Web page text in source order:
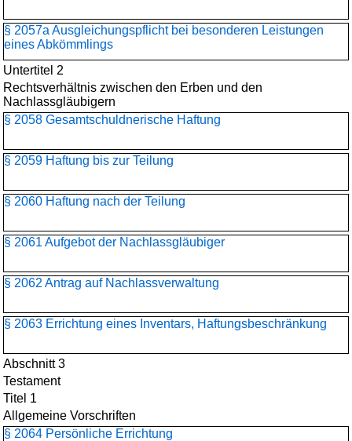
§ 2057a Ausgleichungspflicht bei besonderen Leistungen
eines Abkömmlings
Untertitel 2
Rechtsverhältnis zwischen den Erben und den
Nachlassgläubigern
§ 2058 Gesamtschuldnerische Haftung
§ 2059 Haftung bis zur Teilung
§ 2060 Haftung nach der Teilung
§ 2061 Aufgebot der Nachlassgläubiger
§ 2062 Antrag auf Nachlassverwaltung
§ 2063 Errichtung eines Inventars, Haftungsbeschränkung
Abschnitt 3
Testament
Titel 1
Allgemeine Vorschriften
§ 2064 Persönliche Errichtung